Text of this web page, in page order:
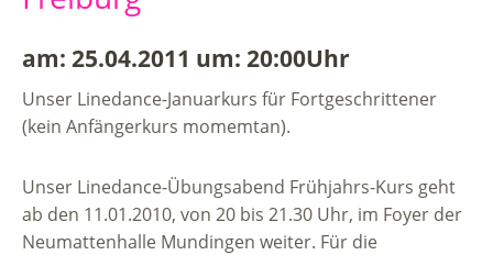
am: 25.04.2011 um: 20:00Uhr
Unser Linedance-Januarkurs für Fortgeschrittener
(kein Anfängerkurs momemtan).
Unser Linedance-Übungsabend Frühjahrs-Kurs geht
ab den 11.01.2010, von 20 bis 21.30 Uhr, im Foyer der
Neumattenhalle Mundingen weiter. Für die